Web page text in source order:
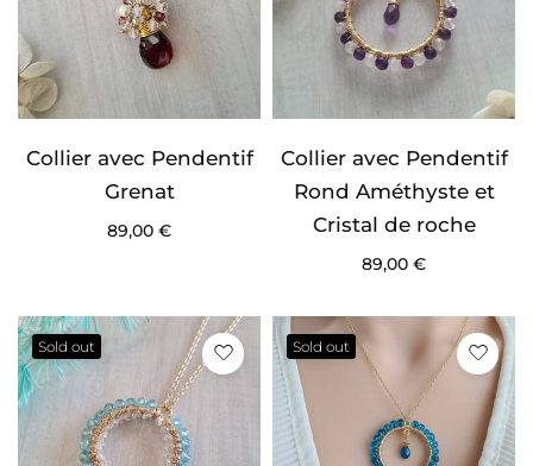
Collier avec Pendentif
Grenat
89,00 €
Collier avec Pendentif
Rond Améthyste et
Cristal de roche
89,00 €
Sold out Sold out